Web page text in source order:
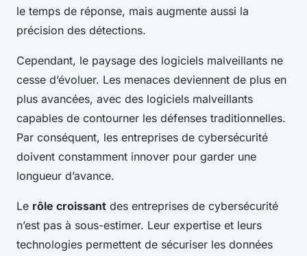
le temps de réponse, mais augmente aussi la
précision des détections.
Cependant, le paysage des logiciels malveillants ne
cesse d’évoluer. Les menaces deviennent de plus en
plus avancées, avec des logiciels malveillants
capables de contourner les défenses traditionnelles.
Par conséquent, les entreprises de cybersécurité
doivent constamment innover pour garder une
longueur d’avance.
Le rôle croissant des entreprises de cybersécurité
n’est pas à sous-estimer. Leur expertise et leurs
technologies permettent de sécuriser les données